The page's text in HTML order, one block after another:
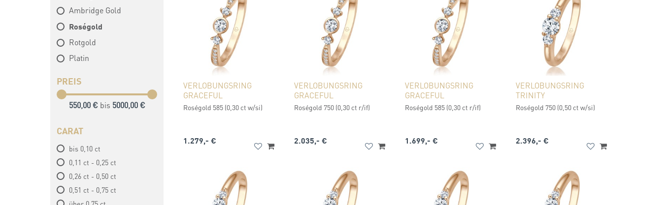
Ambridge Gold
Roségold
Rotgold
Platin
PREIS
550,00 € bis 5000,00 €
CARAT
bis 0,10 ct
0,11 ct - 0,25 ct
0,26 ct - 0,50 ct
0,51 ct - 0,75 ct
VERLOBUNGSRING
GRACEFUL
Roségold 585 (0,30 ct w/si)
1.279,- €
VERLOBUNGSRING
GRACEFUL
Roségold 750 (0,30 ct r/if)
2.035,- €
VERLOBUNGSRING
GRACEFUL
Roségold 585 (0,30 ct r/if)
1.699,- €
VERLOBUNGSRING
TRINITY
Roségold 750 (0,50 ct w/si)
2.396,- €